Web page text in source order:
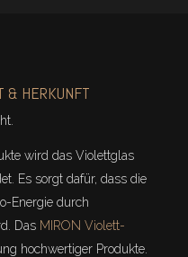
& HERKUNFT
wird das Violettglas
Es sorgt dafür, dass die
Energie durch
Das MIRON Violett-
hochwertiger Produkte.